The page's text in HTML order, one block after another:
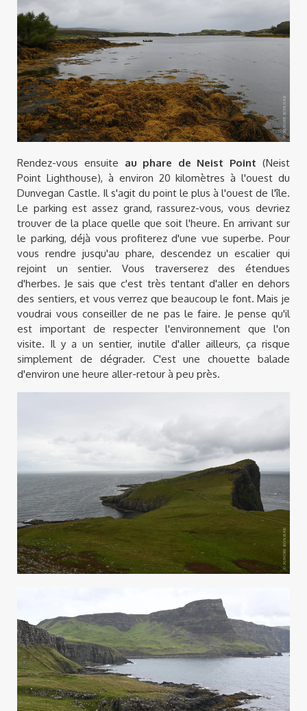
Rendez-vous ensuite au phare de Neist Point (Neist
Point Lighthouse), à environ 20 kilomètres à l'ouest du
Dunvegan Castle. Il s'agit du point le plus à l'ouest de l'île.
Le parking est assez grand, rassurez-vous, vous devriez
trouver de la place quelle que soit l'heure. En arrivant sur
le parking, déjà vous profiterez d'une vue superbe. Pour
vous rendre jusqu'au phare, descendez un escalier qui
rejoint un sentier. Vous traverserez des étendues
d'herbes. Je sais que c'est très tentant d'aller en dehors
des sentiers, et vous verrez que beaucoup le font. Mais je
voudrai vous conseiller de ne pas le faire. Je pense qu'il
est important de respecter l'environnement que l'on
visite. Il y a un sentier, inutile d'aller ailleurs, ça risque
simplement de dégrader. C'est une chouette balade
d'environ une heure aller-retour à peu près.